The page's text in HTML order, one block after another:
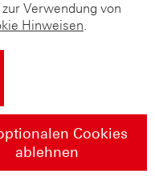
Verwendung von
Hinweisen.
Cookies
ablehnen